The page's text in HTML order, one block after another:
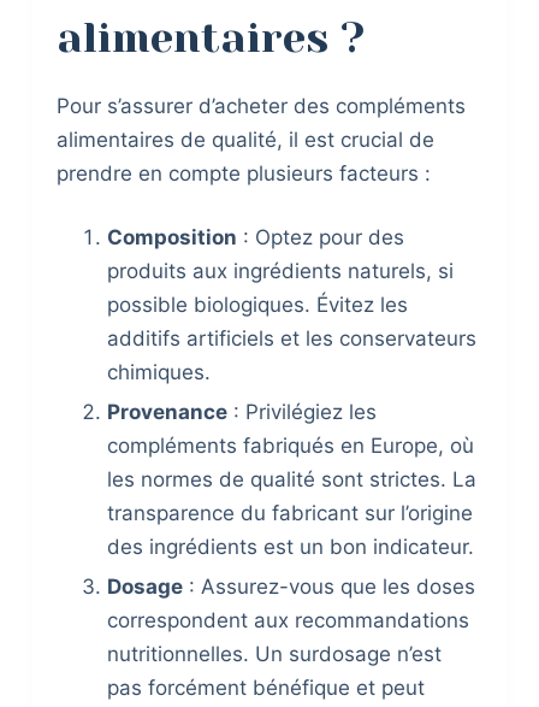
alimentaires ?
Pour s’assurer d’acheter des compléments
alimentaires de qualité, il est crucial de
prendre en compte plusieurs facteurs :
Composition : Optez pour des
produits aux ingrédients naturels, si
possible biologiques. Évitez les
additifs artificiels et les conservateurs
chimiques.
Provenance : Privilégiez les
compléments fabriqués en Europe, où
les normes de qualité sont strictes. La
transparence du fabricant sur l’origine
des ingrédients est un bon indicateur.
Dosage : Assurez-vous que les doses
correspondent aux recommandations
nutritionnelles. Un surdosage n’est
pas forcément bénéfique et peut